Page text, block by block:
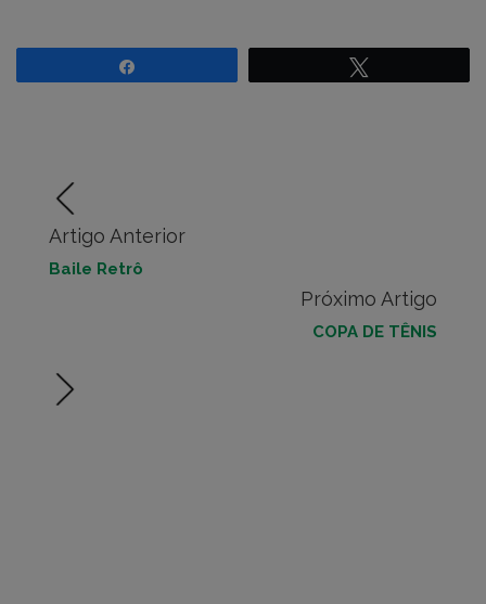
Artigo Anterior
Baile Retrô
Próximo Artigo
COPA DE TÊNIS